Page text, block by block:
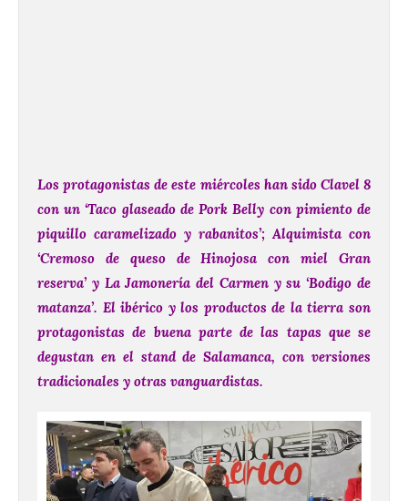
Los protagonistas de este miércoles han sido Clavel 8
con un ‘Taco glaseado de Pork Belly con pimiento de
piquillo caramelizado y rabanitos’; Alquimista con
‘Cremoso de queso de Hinojosa con miel Gran
reserva’ y La Jamonería del Carmen y su ‘Bodigo de
matanza’. El ibérico y los productos de la tierra son
protagonistas de buena parte de las tapas que se
degustan en el stand de Salamanca, con versiones
tradicionales y otras vanguardistas.